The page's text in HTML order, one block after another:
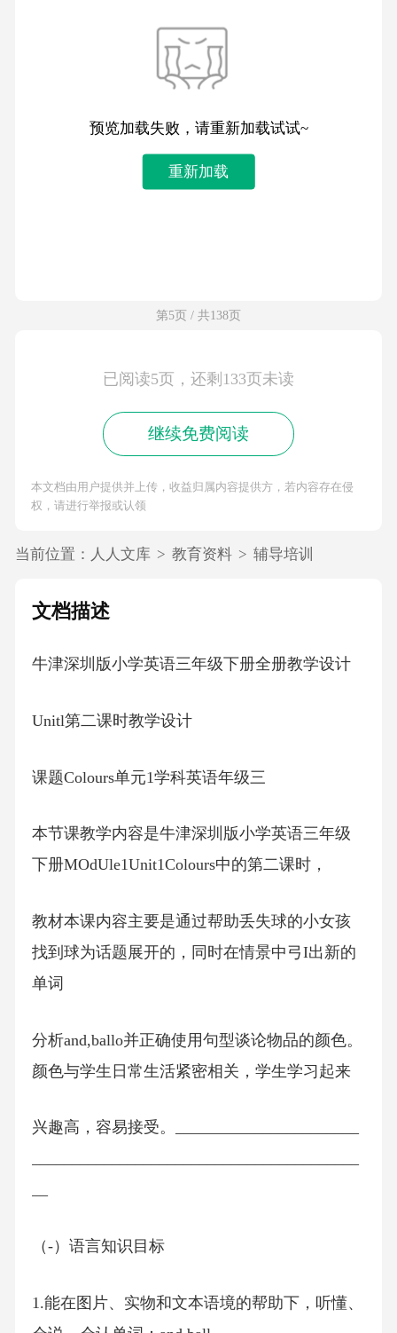
预览加载失败，请重新加载试试~
重新加载
第5页 / 共138页
已阅读5页，还剩133页未读
继续免费阅读
本文档由用户提供并上传，收益归属内容提供方，若内容存在侵
权，请进行举报或认领
当前位置： 人人文库 > 教育资料 > 辅导培训
文档描述
牛津深圳版小学英语三年级下册全册教学设计
Unitl第二课时教学设计
课题Colours单元1学科英语年级三
本节课教学内容是牛津深圳版小学英语三年级
下册MOdUle1Unit1Colours中的第二课时，
教材本课内容主要是通过帮助丢失球的小女孩
找到球为话题展开的，同时在情景中弓I出新的
单词
分析and,ballo并正确使用句型谈论物品的颜色。
颜色与学生日常生活紧密相关，学生学习起来
兴趣高，容易接受。_______________________
（-）语言知识目标
1.能在图片、实物和文本语境的帮助下，听懂、